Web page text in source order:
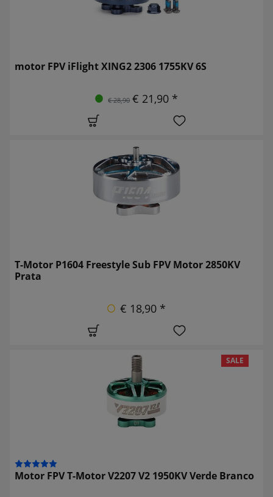
motor FPV iFlight XING2 2306 1755KV 6S
€ 28,90 € 21,90 *
T-Motor P1604 Freestyle Sub FPV Motor 2850KV
Prata
€ 18,90 *
SALE
Motor FPV T-Motor V2207 V2 1950KV Verde Branco